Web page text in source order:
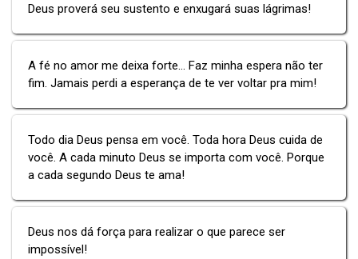
Deus proverá seu sustento e enxugará suas lágrimas!
A fé no amor me deixa forte... Faz minha espera não ter
fim. Jamais perdi a esperança de te ver voltar pra mim!
Todo dia Deus pensa em você. Toda hora Deus cuida de
você. A cada minuto Deus se importa com você. Porque
a cada segundo Deus te ama!
Deus nos dá força para realizar o que parece ser
impossível!